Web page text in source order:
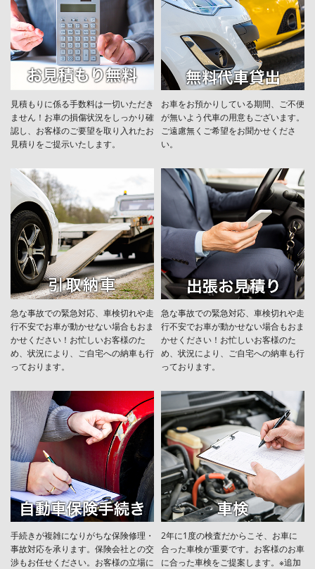
見積もりに係る手数料は一切いただき
ません！お車の損傷状況をしっかり確
認し、お客様のご要望を取り入れたお
見積りをご提示いたします。
お車をお預かりしている期間、ご不便
が無いよう代車の用意もございます。
ご遠慮無くご希望をお聞かせくださ
い。
急な事故での緊急対応、車検切れや走
行不安でお車が動かせない場合もおま
かせください！お忙しいお客様のた
め、状況により、ご自宅への納⾞も⾏
っております。
急な事故での緊急対応、車検切れや走
行不安でお車が動かせない場合もおま
かせください！お忙しいお客様のた
め、状況により、ご自宅への納⾞も⾏
っております。
手続きが複雑になりがちな保険修理・
事故対応を承ります。保険会社との交
渉もお任せください。お客様の立場に
2年に1度の検査だからこそ、お車に
合った車検が重要です。お客様のお車
に合った車検をご提案します。※追加